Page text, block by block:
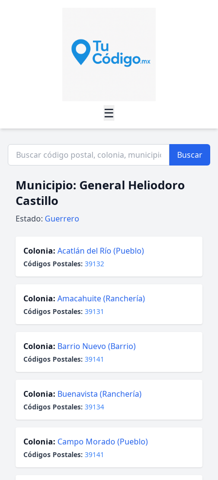
☰
Buscar
Municipio: General Heliodoro
Castillo
Estado: Guerrero
Colonia: Acatlán del Río (Pueblo)
Códigos Postales: 39132
Colonia: Amacahuite (Ranchería)
Códigos Postales: 39131
Colonia: Barrio Nuevo (Barrio)
Códigos Postales: 39141
Colonia: Buenavista (Ranchería)
Códigos Postales: 39134
Colonia: Campo Morado (Pueblo)
Códigos Postales: 39141